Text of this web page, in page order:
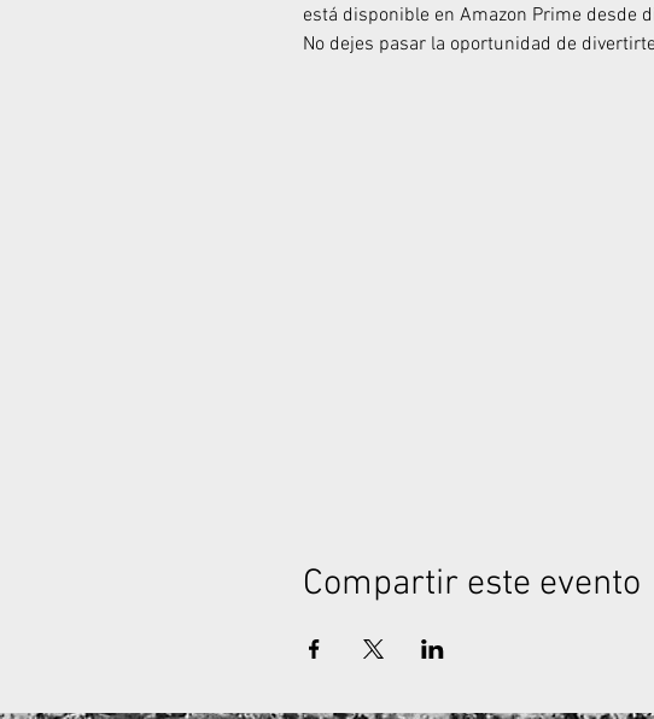
está disponible en Amazon Prime desde
No dejes pasar la oportunidad de divertirte
Compartir este evento